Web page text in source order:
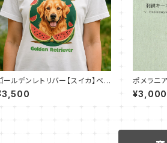
ールデンレトリバー【スイカ】ベ
シックTシャツ（全50色）
ポメラニ
Stitch】
¥3,000